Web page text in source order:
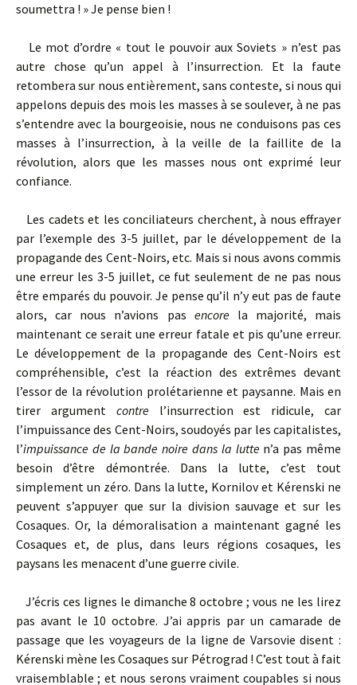
soumettra ! » Je pense bien !
Le mot d’ordre « tout le pouvoir aux Soviets » n’est pas
autre chose qu’un appel à l’insurrection. Et la faute
retombera sur nous entièrement, sans conteste, si nous qui
appelons depuis des mois les masses à se soulever, à ne pas
s’entendre avec la bourgeoisie, nous ne conduisons pas ces
masses à l’insurrection, à la veille de la faillite de la
révolution, alors que les masses nous ont exprimé leur
confiance.
Les cadets et les conciliateurs cherchent, à nous effrayer
par l’exemple des 3-5 juillet, par le développement de la
propagande des Cent-Noirs, etc. Mais si nous avons commis
une erreur les 3-5 juillet, ce fut seulement de ne pas nous
être emparés du pouvoir. Je pense qu’il n’y eut pas de faute
alors, car nous n’avions pas encorela majorité, mais
maintenant ce serait une erreur fatale et pis qu’une erreur.
Le développement de la propagande des Cent-Noirs est
compréhensible, c’est la réaction des extrêmes devant
l’essor de la révolution prolétarienne et paysanne. Mais en
tirer argument contrel’insurrection est ridicule, car
l’impuissance des Cent-Noirs, soudoyés par les capitalistes,
l’impuissance de la bande noire dans la lutten’a pas même
besoin d’être démontrée. Dans la lutte, c’est tout
simplement un zéro. Dans la lutte, Kornilov et Kérenski ne
peuvent s’appuyer que sur la division sauvage et sur les
Cosaques. Or, la démoralisation a maintenant gagné les
Cosaques et, de plus, dans leurs régions cosaques, les
paysans les menacent d’une guerre civile.
J’écris ces lignes le dimanche 8 octobre ; vous ne les lirez
pas avant le 10 octobre. J’ai appris par un camarade de
passage que les voyageurs de la ligne de Varsovie disent :
Kérenski mène les Cosaques sur Pétrograd ! C’est tout à fait
vraisemblable ; et nous serons vraiment coupables si nous